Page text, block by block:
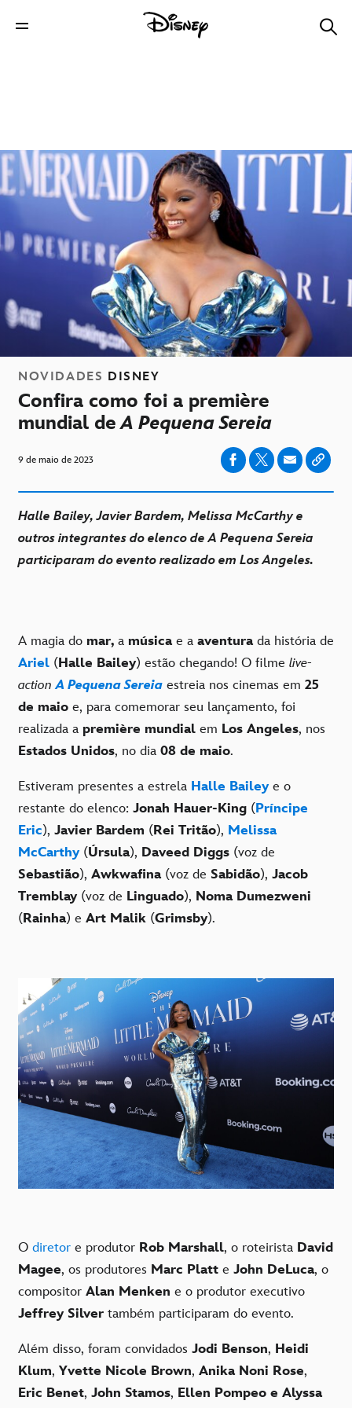
NOVIDADES DISNEY
Confira como foi a première
mundial deA Pequena Sereia
9 de maio de 2023
Halle Bailey, Javier Bardem, Melissa McCarthy e
outros integrantes do elenco de A Pequena Sereia
participaram do evento realizado em Los Angeles.
A magia do mar, a música e a aventurada história de
Ariel (Halle Bailey) estão chegando! O filme live-
action A Pequena Sereia estreia nos cinemas em 25
de maio e, para comemorar seu lançamento, foi
realizada a première mundial em Los Angeles, nos
Estados Unidos, no dia 08 de maio.
Estiveram presentes a estrela Halle Bailey e o
restante do elenco: Jonah Hauer-King (Príncipe
Eric), Javier Bardem (Rei Tritão), Melissa
McCarthy (Úrsula), Daveed Diggs (voz de
Sebastião), Awkwafina(voz de Sabidão), Jacob
Tremblay (voz de Linguado), Noma Dumezweni
(Rainha) e Art Malik (Grimsby).
O diretor e produtor Rob Marshall, o roteirista David
Magee, os produtores Marc Platt e John DeLuca, o
compositor Alan Menken e o produtor executivo
Jeffrey Silver também participaram do evento.
Além disso, foram convidados Jodi Benson, Heidi
Klum, Yvette Nicole Brown, Anika Noni Rose,
Eric Benet, John Stamos, Ellen Pompeo e Alyssa